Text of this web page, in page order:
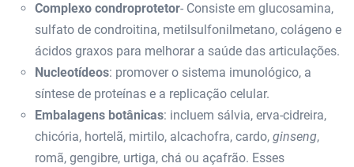
Complexo condroprotetor- Consiste em glucosamina,
sulfato de condroitina, metilsulfonilmetano, colágeno e
ácidos graxos para melhorar a saúde das articulações.
Nucleotídeos: promover o sistema imunológico, a
síntese de proteínas e a replicação celular.
Embalagens botânicas: incluem sálvia, erva-cidreira,
chicória, hortelã, mirtilo, alcachofra, cardo, ginseng,
romã, gengibre, urtiga, chá ou açafrão. Esses